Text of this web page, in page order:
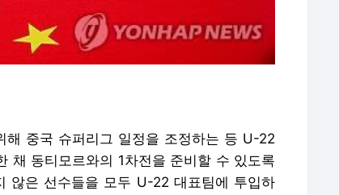
중국 슈퍼리그 일정을 조정하는 등 U-22
채 동티모르와의 1차전을 준비할 수 있도록
않은 선수들을 모두 U-22 대표팀에 투입하